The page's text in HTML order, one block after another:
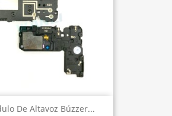
De Altavoz Búzzer...